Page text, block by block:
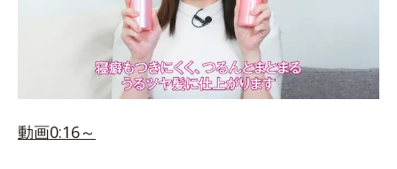
動画0:16～